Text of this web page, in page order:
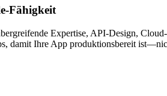
Fähigkeit
Expertise, API-Design, Cloud-
damit Ihre App produktionsbereit